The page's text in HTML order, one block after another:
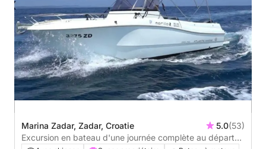
Marina Zadar, Zadar, Croatie 5.0(53)
Excursion en bateau d'une journée complète au départ